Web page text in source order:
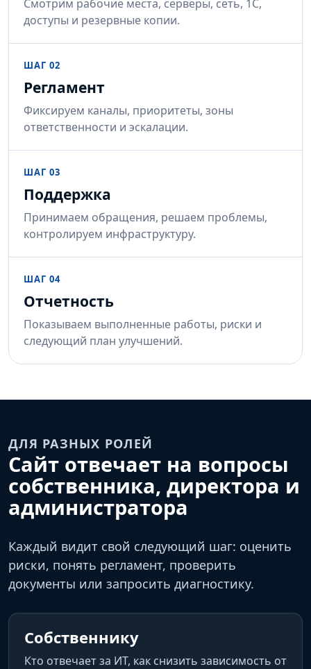
Смотрим рабочие места, серверы, сеть, 1С,
доступы и резервные копии.
ШАГ 02
Регламент
Фиксируем каналы, приоритеты, зоны
ответственности и эскалации.
ШАГ 03
Поддержка
Принимаем обращения, решаем проблемы,
контролируем инфраструктуру.
ШАГ 04
Отчетность
Показываем выполненные работы, риски и
следующий план улучшений.
ДЛЯ РАЗНЫХ РОЛЕЙ
Сайт отвечает на вопросы
собственника, директора и
администратора
Каждый видит свой следующий шаг: оценить
риски, понять регламент, проверить
документы или запросить диагностику.
Собственнику
Кто отвечает за ИТ, как снизить зависимость от